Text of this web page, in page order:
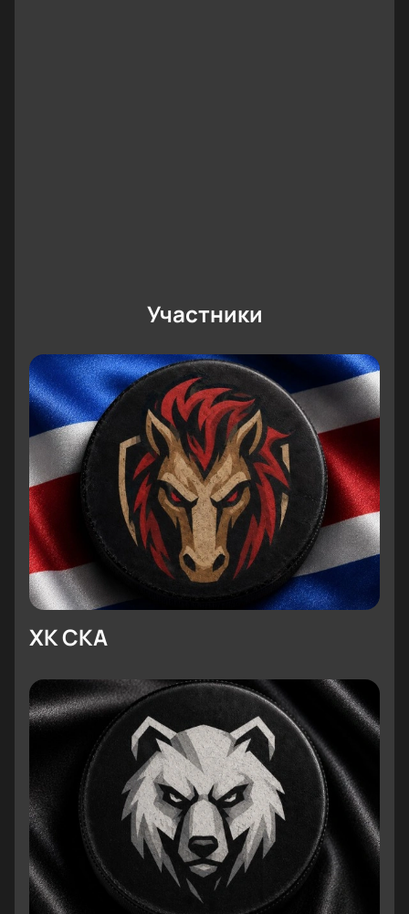
билет с учетом своих пожеланий по расположению
и стоимости входного билета на игру. Для вашего
комфорта доступны варианты бронирования
онлайн или заказа по телефону.
Разнообразие мест на схеме зала: от обычных
до ВИП-лож;
Онлайн-бронирование прямо на сайте;
Покупка билетов для корпоративных
клиентов;
Заказ по телефону с оперативной обработкой
заявки;
Прозрачная цена без скрытых комиссий;
Вся информация: сколько стоит билет,
длительность встречи и сколько идёт игра;
Удобные способы оплаты и получение
электронного билета;
расписании игр КХЛ.
Планируете посетить это важное событие? Не
ждите! Купить билеты на матч «СКА — Трактор».
Континентальная хоккейная лига просто: выберите
подходящие места, оформите заказ за пару минут и
приготовьтесь получить яркие эмоции от
настоящего хоккейного противостояния между
командами «СКА» и «Трактор»!
Участники
ХК СКА